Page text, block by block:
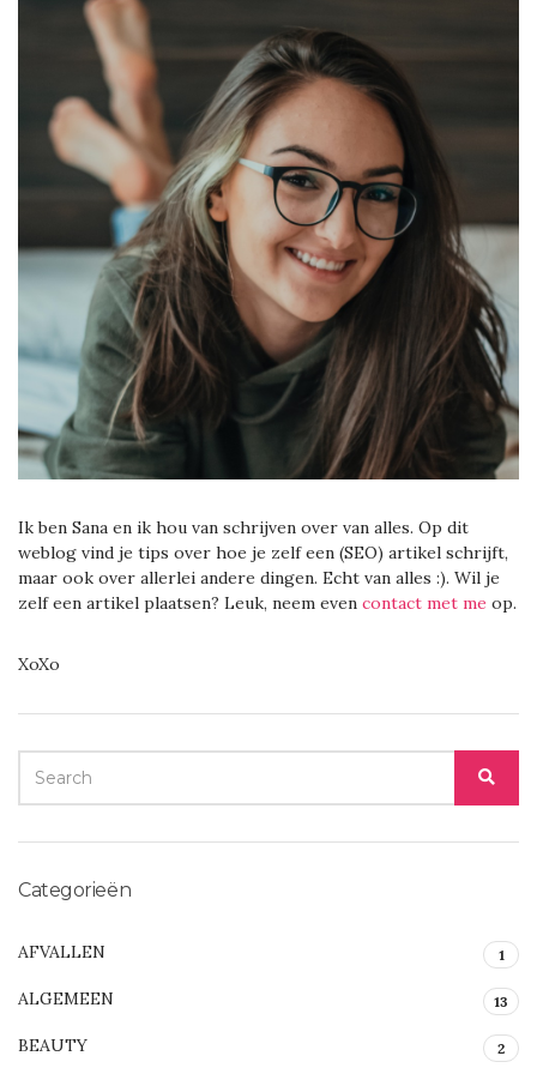
Ik ben Sana en ik hou van schrijven over van alles. Op dit
weblog vind je tips over hoe je zelf een (SEO) artikel schrijft,
maar ook over allerlei andere dingen. Echt van alles :). Wil je
zelf een artikel plaatsen? Leuk, neem even contact met me op.
XoXo
SEARCH
FOR:
Categorieën
AFVALLEN 1
ALGEMEEN 13
BEAUTY 2